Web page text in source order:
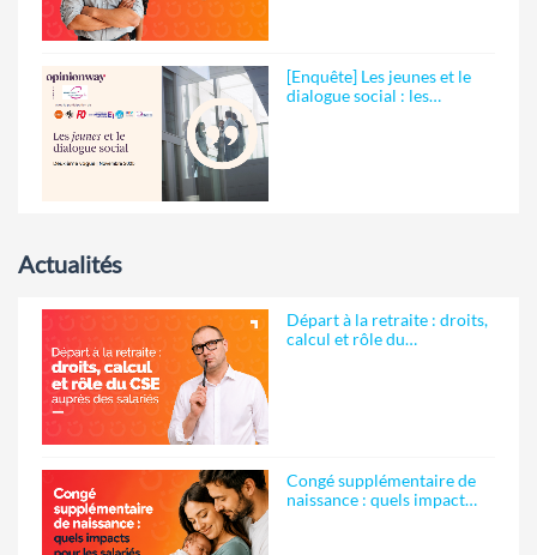
[Enquête] Les jeunes et le
dialogue social : les…
Actualités
Départ à la retraite : droits,
calcul et rôle du…
Congé supplémentaire de
naissance : quels impact…